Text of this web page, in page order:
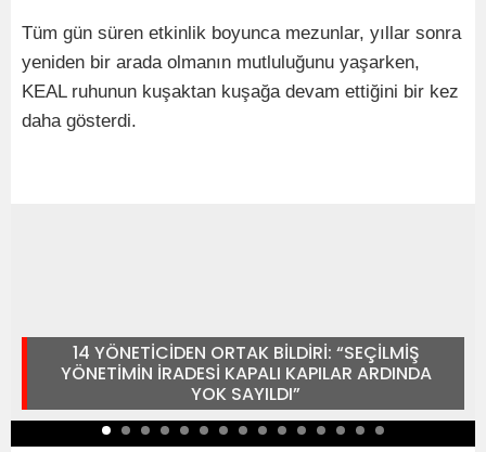
Tüm gün süren etkinlik boyunca mezunlar, yıllar sonra
yeniden bir arada olmanın mutluluğunu yaşarken,
KEAL ruhunun kuşaktan kuşağa devam ettiğini bir kez
daha gösterdi.
14 YÖNETİCİDEN ORTAK BİLDİRİ: “SEÇİLMİŞ
YÖNETİMİN İRADESİ KAPALI KAPILAR ARDINDA
YOK SAYILDI”